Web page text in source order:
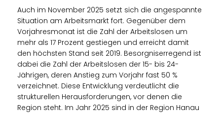
Auch im November 2025 setzt sich die angespannte
Situation am Arbeitsmarkt fort. Gegenüber dem
Vorjahresmonat ist die Zahl der Arbeitslosen um
mehr als 17 Prozent gestiegen und erreicht damit
den höchsten Stand seit 2019. Besorgniserregend ist
dabei die Zahl der Arbeitslosen der 15- bis 24-
Jährigen, deren Anstieg zum Vorjahr fast 50 %
verzeichnet. Diese Entwicklung verdeutlicht die
strukturellen Herausforderungen, vor denen die
Region steht. Im Jahr 2025 sind in der Region Hanau